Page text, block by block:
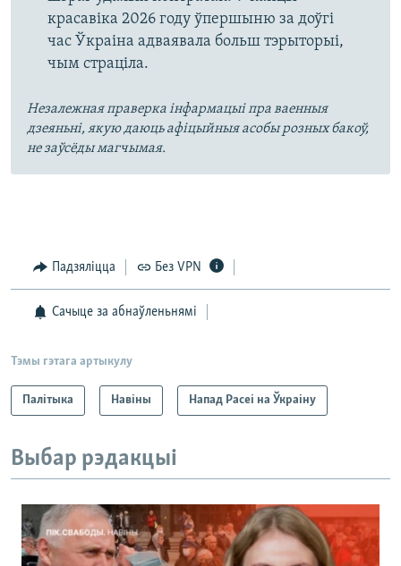
красавіка 2026 году ўпершыню за доўгі
час Ўкраіна адваявала больш тэрыторыі,
чым страціла.
Незалежная праверка інфармацыі пра ваенныя
дзеяньні, якую даюць афіцыйныя асобы розных бакоў,
не заўсёды магчымая.
Падзяліцца Без VPN
Сачыце за абнаўленьнямі
Тэмы гэтага артыкулу
Палітыка Навіны Напад Расеі на Ўкраіну
Выбар рэдакцыі